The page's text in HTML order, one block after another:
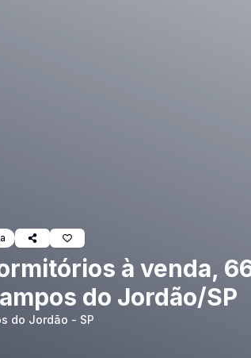
à venda,
do Jordão/SP
do Jordão - SP